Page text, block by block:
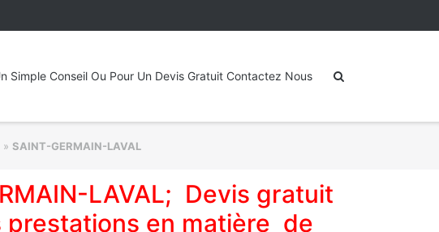
Simple Conseil Ou Pour Un Devis Gratuit Contactez Nous
» SAINT-GERMAIN-LAVAL
LAVAL; Devis gratuit
prestations en matière de